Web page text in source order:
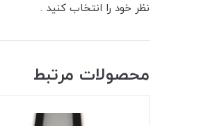
نظر خود را انتخاب کنید .
محصولات مرتبط